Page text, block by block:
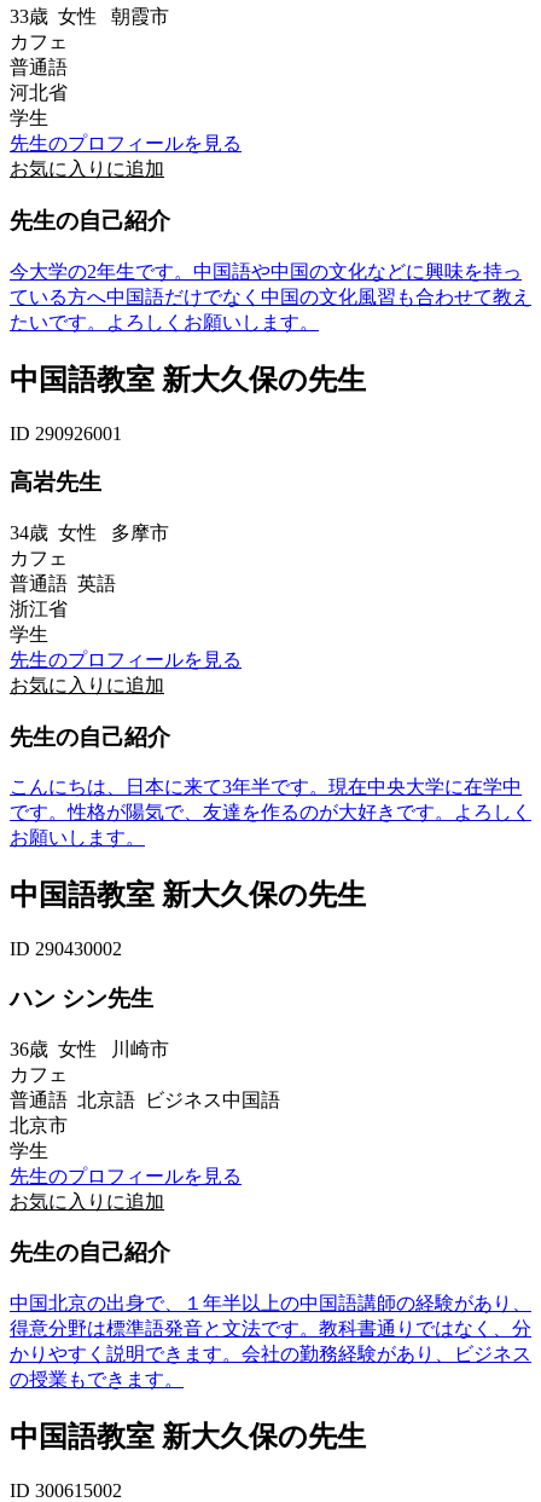
33歳 女性 朝霞市
カフェ
普通語
河北省
学生
先生のプロフィールを見る
お気に入りに追加
先生の自己紹介
今大学の2年生です。中国語や中国の文化などに興味を持っ
ている方へ中国語だけでなく中国の文化風習も合わせて教え
たいです。よろしくお願いします。
中国語教室 新大久保の先生
ID 290926001
高岩先生
34歳 女性 多摩市
カフェ
普通語 英語
浙江省
学生
先生のプロフィールを見る
お気に入りに追加
先生の自己紹介
こんにちは、日本に来て3年半です。現在中央大学に在学中
です。性格が陽気で、友達を作るのが大好きです。よろしく
お願いします。
中国語教室 新大久保の先生
ID 290430002
ハン シン先生
36歳 女性 川崎市
カフェ
普通語 北京語 ビジネス中国語
北京市
学生
先生のプロフィールを見る
お気に入りに追加
先生の自己紹介
中国北京の出身で、１年半以上の中国語講師の経験があり、
得意分野は標準語発音と文法です。教科書通りではなく、分
かりやすく説明できます。会社の勤務経験があり、ビジネス
の授業もできます。
中国語教室 新大久保の先生
ID 300615002